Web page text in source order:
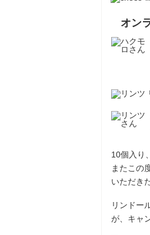
オン
10個入り
またこの
いただき
リンドー
が、キャ